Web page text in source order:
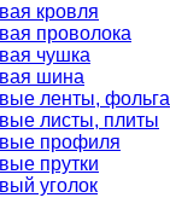
кровля
проволока
чушка
шина
ленты, фольга
листы, плиты
профиля
прутки
уголок